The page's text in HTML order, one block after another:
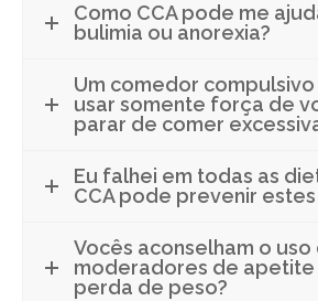
Como CCA pode me
bulimia ou anorexia?
Um comedor
usar somente força de
parar de comer
Eu falhei em todas as
CCA pode prevenir
Vocês aconselham o uso
moderadores de apetite
perda de peso?